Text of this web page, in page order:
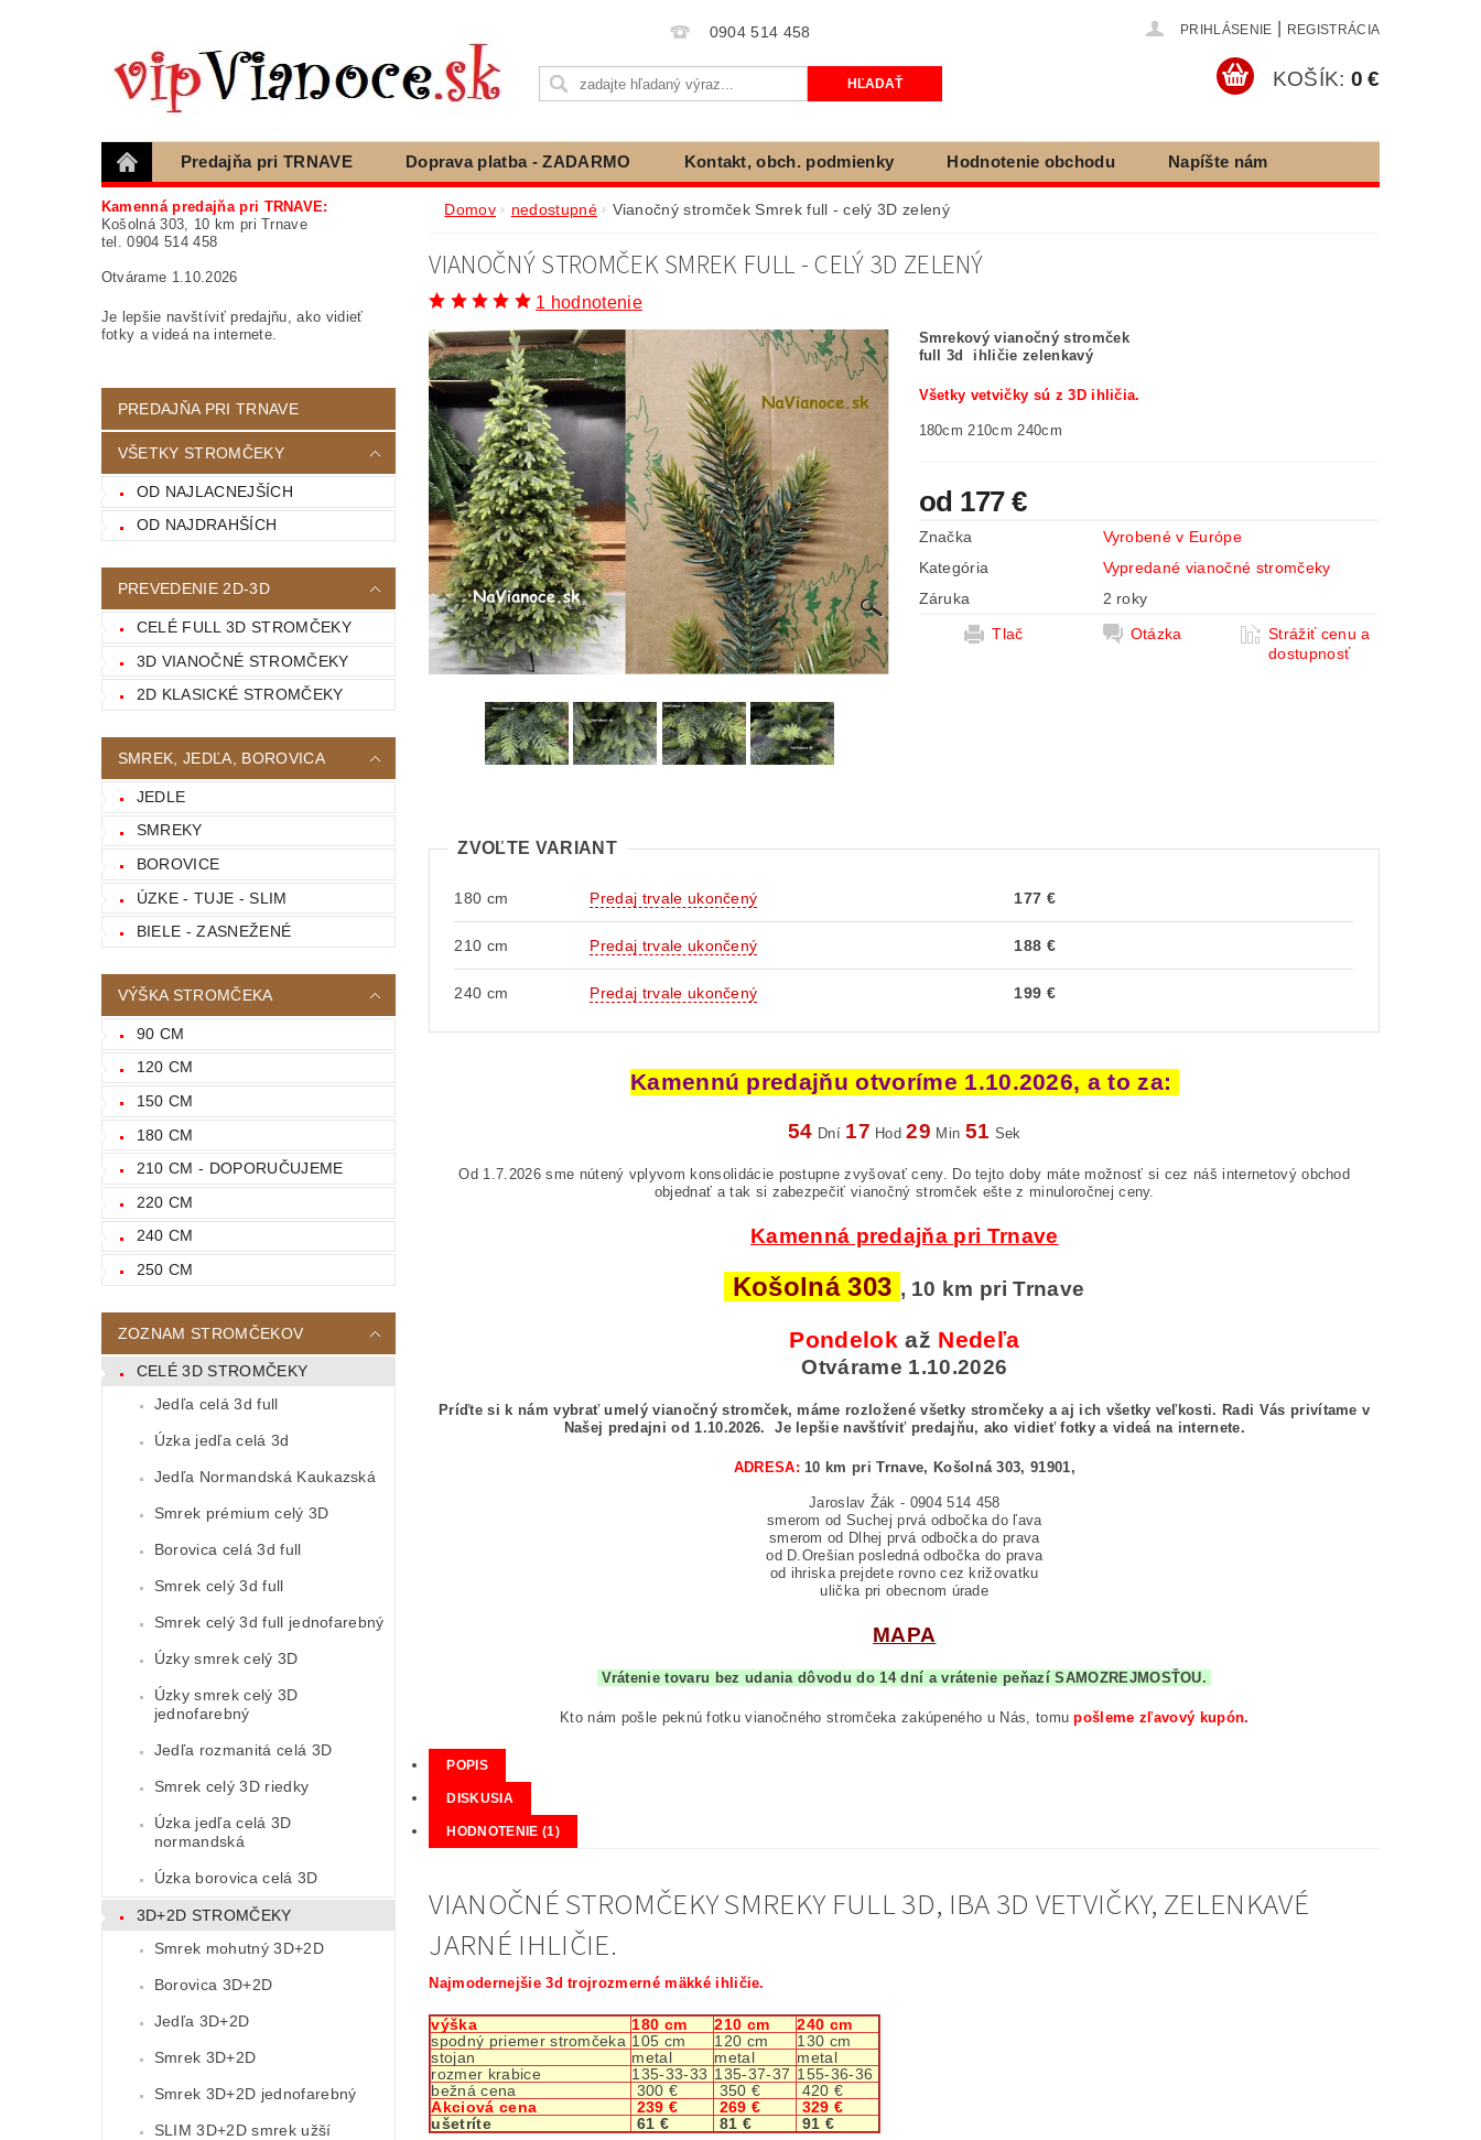
0904 514 458 PRIHLÁSENIE REGISTRÁCIA
KOŠÍK: 0 €
Predajňa pri TRNAVE Doprava platba - ZADARMO Kontakt, obch. podmienky Hodnotenie obchodu Napíšte nám
Blog Ako nakupovať, otázky Podmienky ochrany osobných údajov Cookies Vrátenie tovaru
Kamenná predajňa pri TRNAVE:
Košolná 303, 10 km pri Trnave
tel. 0904 514 458
Otvárame 1.10.2026
Je lepšie navštíviť predajňu, ako vidieť
fotky a videá na internete.
PREDAJŇA PRI TRNAVE
VŠETKY STROMČEKY
OD NAJLACNEJŠÍCH
OD NAJDRAHŠÍCH
PREVEDENIE 2D-3D
CELÉ FULL 3D STROMČEKY
3D VIANOČNÉ STROMČEKY
2D KLASICKÉ STROMČEKY
SMREK, JEDĽA, BOROVICA
JEDLE
SMREKY
BOROVICE
ÚZKE - TUJE - SLIM
BIELE - ZASNEŽENÉ
VÝŠKA STROMČEKA
90 CM
120 CM
150 CM
180 CM
210 CM - DOPORUČUJEME
220 CM
240 CM
250 CM
ZOZNAM STROMČEKOV
CELÉ 3D STROMČEKY
Jedľa celá 3d full
Úzka jedľa celá 3d
Jedľa Normandská Kaukazská
Smrek prémium celý 3D
Borovica celá 3d full
Smrek celý 3d full
Smrek celý 3d full jednofarebný
Úzky smrek celý 3D
Úzky smrek celý 3D
jednofarebný
Jedľa rozmanitá celá 3D
Smrek celý 3D riedky
Úzka jedľa celá 3D
normandská
Úzka borovica celá 3D
3D+2D STROMČEKY
Smrek mohutný 3D+2D
Borovica 3D+2D
Jedľa 3D+2D
Smrek 3D+2D
Smrek 3D+2D jednofarebný
SLIM 3D+2D smrek užší
Domov nedostupné Vianočný stromček Smrek full - celý 3D zelený
VIANOČNÝ STROMČEK SMREK FULL - CELÝ 3D ZELENÝ
1 hodnotenie
Smrekový vianočný stromček
full 3d ihličie zelenkavý
Všetky vetvičky sú z 3D ihličia.
180cm 210cm 240cm
od 177 €
Značka
Vyrobené v Európe
Kategória
Vypredané vianočné stromčeky
Záruka
2 roky
Tlač
Otázka
Strážiť cenu a
dostupnosť
ZVOĽTE VARIANT
180 cm Predaj trvale ukončený 177 €
210 cm Predaj trvale ukončený 188 €
240 cm Predaj trvale ukončený 199 €
Kamennú predajňu otvoríme 1.10.2026, a to za:
54 Dní 17 Hod29 Min 49 Sek
Od 1.7.2026 sme nútený vplyvom konsolidácie postupne zvyšovať ceny. Do tejto doby máte možnosť si cez náš internetový obchod
objednať a tak si zabezpečiť vianočný stromček ešte z minuloročnej ceny.
Kamenná predajňa pri Trnave
Košolná 303 , 10 km pri Trnave
Pondelokaž Nedeľa
Otvárame 1.10.2026
Príďte si k nám vybrať umelý vianočný stromček, máme rozložené všetky stromčeky a aj ich všetky veľkosti. Radi Vás privítame v
Našej predajni od 1.10.2026.
Je lepšie navštíviť predajňu, ako vidieť fotky a videá na internete.
ADRESA:10 km pri Trnave, Košolná 303, 91901,
Jaroslav Žák - 0904 514 458
smerom od Suchej prvá odbočka do ľava
smerom od Dlhej prvá odbočka do prava
od D.Orešian posledná odbočka do prava
od ihriska prejdete rovno cez križovatku
ulička pri obecnom úrade
MAPA
Vrátenie tovaru bez udania dôvodu do 14 dní a vrátenie peňazí SAMOZREJMOSŤOU.
Kto nám pošle peknú fotku vianočného stromčeka zakúpeného u Nás, tomupošleme zľavový kupón.
POPIS
DISKUSIA
HODNOTENIE (1)
VIANOČNÉ STROMČEKY SMREKY FULL 3D, IBA 3D VETVIČKY, ZELENKAVÉ
JARNÉ IHLIČIE.
Najmodernejšie 3d trojrozmerné mäkké ihličie.
výška 180 cm 210 cm
240 cm
spodný priemer stromčeka 105 cm 120 cm
130 cm
stojan
metal metal
metal
rozmer krabice
135-33-33 135-37-37 155-36-36
bežná cena
300 € 350 €
420 €
Akciová cena
239 € 269 €
329 €
ušetríte
61 € 81 € 91 €